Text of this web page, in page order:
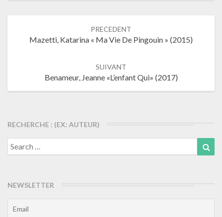
PRECEDENT
Mazetti, Katarina « Ma Vie De Pingouin » (2015)
SUIVANT
Benameur, Jeanne «L’enfant Qui» (2017)
RECHERCHE : (EX: AUTEUR)
Search
for:
NEWSLETTER